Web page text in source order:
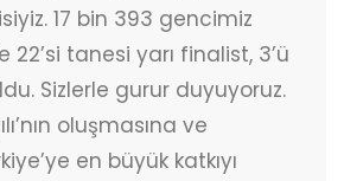
17 bin 393 gencimiz
22’si tanesi yarı finalist, 3’ü
Sizlerle gurur duyuyoruz.
oluşmasına ve
en büyük katkıyı